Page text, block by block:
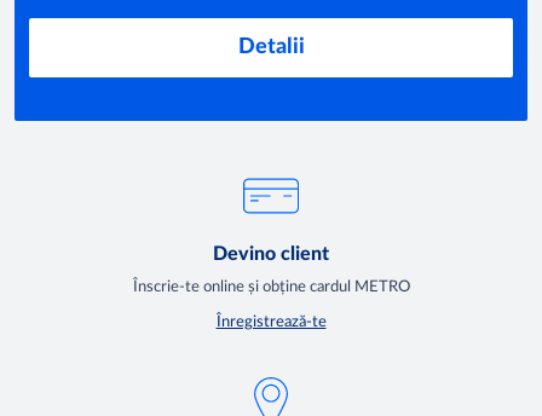
Detalii
Devino client
Înscrie-te online și obține cardul METRO
Înregistrează-te